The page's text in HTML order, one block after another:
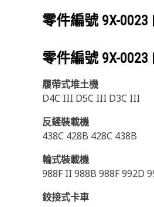
零件編號 9X-0023
零件編號 9X-0023
履帶式堆土機
D4C III D5C III D3C III
反鏟裝載機
438C 428B 428C 438B
輪式裝載機
988F II 988B 988F 992D
鉸接式卡車